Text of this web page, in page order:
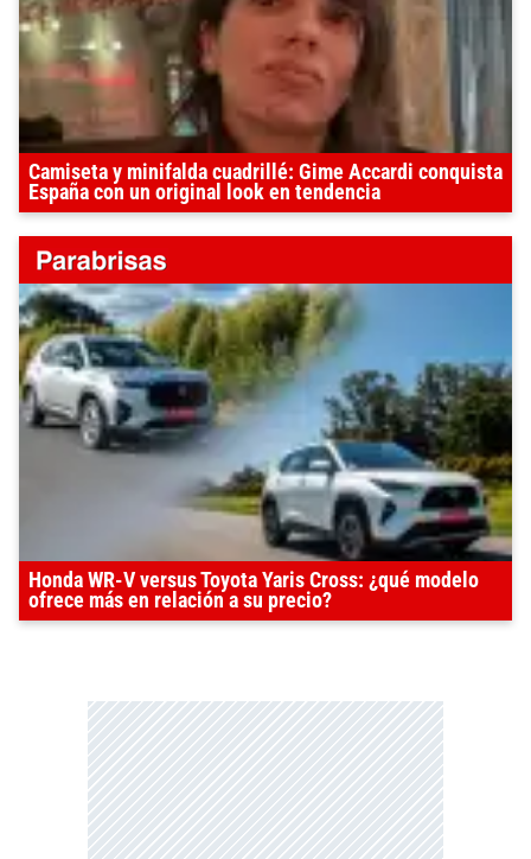
Camiseta y minifalda cuadrillé: Gime Accardi conquista
España con un original look en tendencia
Honda WR-V versus Toyota Yaris Cross: ¿qué modelo
ofrece más en relación a su precio?